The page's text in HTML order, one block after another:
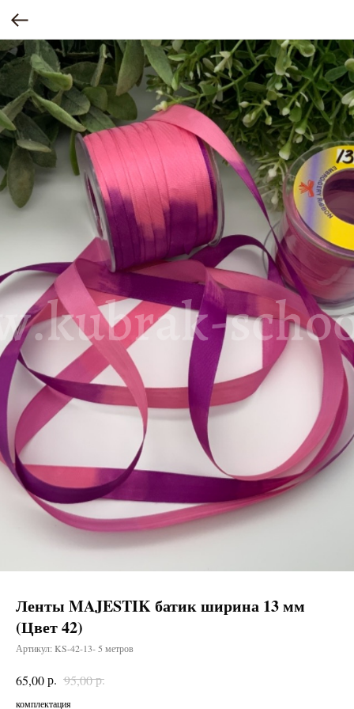
Ленты MAJESTIK батик ширина 13 мм
(Цвет 42)
Артикул: KS-42-13- 5 метров
65,00р. 95,00р.
комплектация